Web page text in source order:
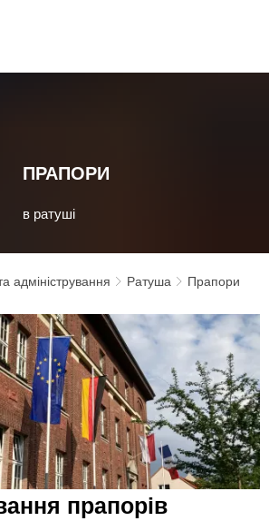
Deutsch
ПРАПОРИ
в ратуші
адміністрування Ратуша Прапори
прапорів